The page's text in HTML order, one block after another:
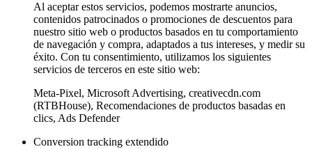
Al aceptar estos servicios, podemos mostrarte anuncios,
contenidos patrocinados o promociones de descuentos para
nuestro sitio web o productos basados en tu comportamiento
de navegación y compra, adaptados a tus intereses, y medir su
éxito. Con tu consentimiento, utilizamos los siguientes
servicios de terceros en este sitio web:
Meta-Pixel, Microsoft Advertising, creativecdn.com
(RTBHouse), Recomendaciones de productos basadas en
clics, Ads Defender
Conversion tracking extendido